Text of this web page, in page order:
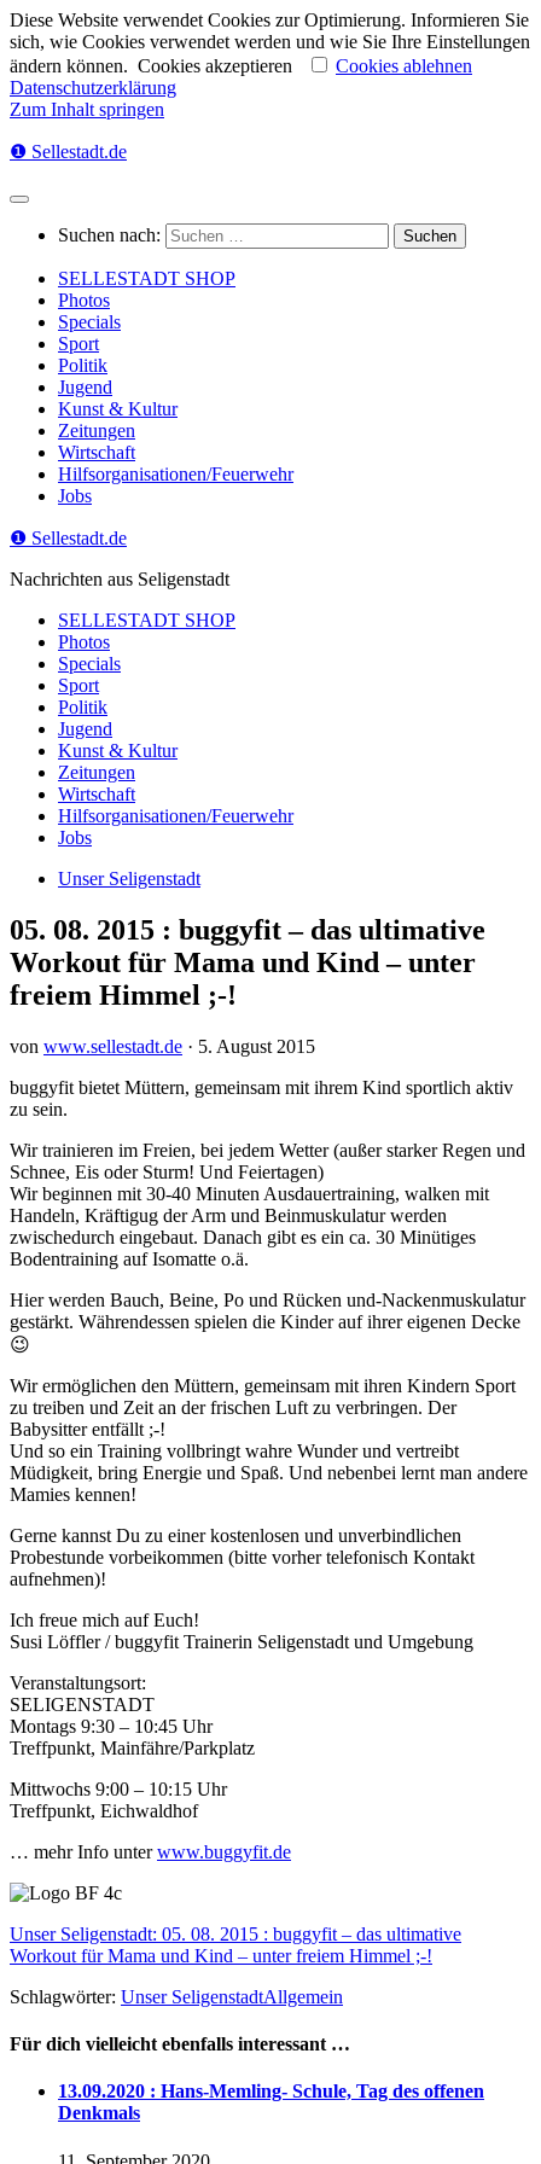
Diese Website verwendet Cookies zur Optimierung. Informieren Sie
sich, wie Cookies verwendet werden und wie Sie Ihre Einstellungen
ändern können. Cookies akzeptieren
Cookies ablehnen
Datenschutzerklärung
Zum Inhalt springen
❶ Sellestadt.de
Suchen nach:
SELLESTADT SHOP
Photos
Specials
Sport
Politik
Jugend
Kunst & Kultur
Zeitungen
Wirtschaft
Hilfsorganisationen/Feuerwehr
Jobs
❶ Sellestadt.de
Nachrichten aus Seligenstadt
SELLESTADT SHOP
Photos
Specials
Sport
Politik
Jugend
Kunst & Kultur
Zeitungen
Wirtschaft
Hilfsorganisationen/Feuerwehr
Jobs
Unser Seligenstadt
05. 08. 2015 : buggyfit – das ultimative
Workout für Mama und Kind – unter
freiem Himmel ;-!
von www.sellestadt.de · 5. August 2015
buggyfit bietet Müttern, gemeinsam mit ihrem Kind sportlich aktiv
zu sein.
Wir trainieren im Freien, bei jedem Wetter (außer starker Regen und
Schnee, Eis oder Sturm! Und Feiertagen)
Wir beginnen mit 30-40 Minuten Ausdauertraining, walken mit
Handeln, Kräftigug der Arm und Beinmuskulatur werden
zwischedurch eingebaut. Danach gibt es ein ca. 30 Minütiges
Bodentraining auf Isomatte o.ä.
Hier werden Bauch, Beine, Po und Rücken und-Nackenmuskulatur
gestärkt. Währendessen spielen die Kinder auf ihrer eigenen Decke
😉
Wir ermöglichen den Müttern, gemeinsam mit ihren Kindern Sport
zu treiben und Zeit an der frischen Luft zu verbringen. Der
Babysitter entfällt ;-!
Und so ein Training vollbringt wahre Wunder und vertreibt
Müdigkeit, bring Energie und Spaß. Und nebenbei lernt man andere
Mamies kennen!
Gerne kannst Du zu einer kostenlosen und unverbindlichen
Probestunde vorbeikommen (bitte vorher telefonisch Kontakt
aufnehmen)!
Ich freue mich auf Euch!
Susi Löffler / buggyfit Trainerin Seligenstadt und Umgebung
Veranstaltungsort:
SELIGENSTADT
Montags 9:30 – 10:45 Uhr
Treffpunkt, Mainfähre/Parkplatz
Mittwochs 9:00 – 10:15 Uhr
Treffpunkt, Eichwaldhof
… mehr Info unterwww.buggyfit.de
Unser Seligenstadt: 05. 08. 2015 : buggyfit – das ultimative
Workout für Mama und Kind – unter freiem Himmel ;-!
Schlagwörter: Unser SeligenstadtAllgemein
Für dich vielleicht ebenfalls interessant …
13.09.2020 : Hans-Memling- Schule, Tag des offenen
Denkmals